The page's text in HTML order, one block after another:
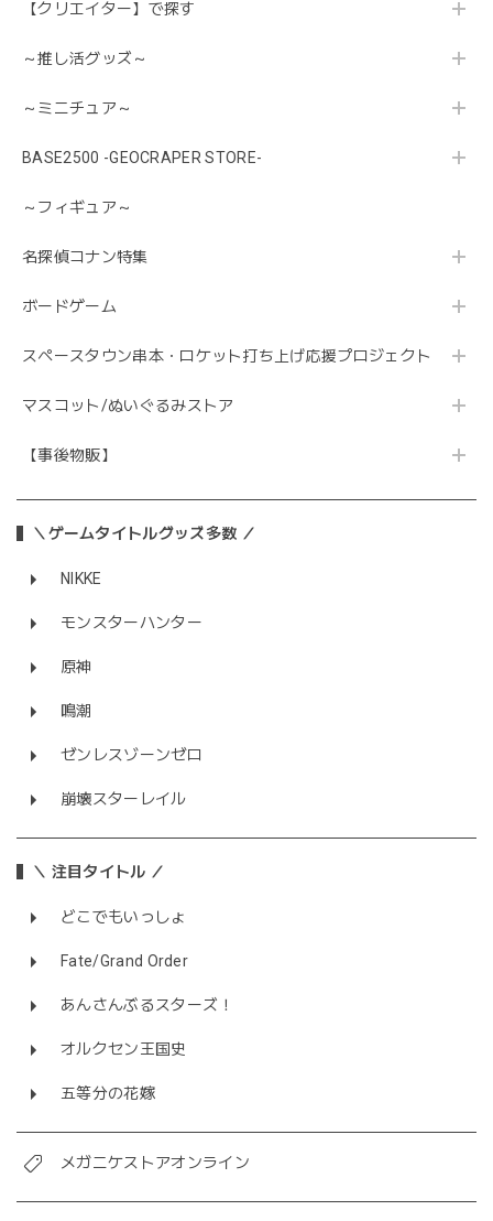
【クリエイター】で探す
～推し活グッズ～
～ミニチュア～
BASE2500 -GEOCRAPER STORE-
～フィギュア～
名探偵コナン特集
ボードゲーム
スペースタウン串本・ロケット打ち上げ応援プロジェクト
マスコット/ぬいぐるみストア
【事後物販】
＼ゲームタイトルグッズ多数 ／
NIKKE
モンスターハンター
原神
鳴潮
ゼンレスゾーンゼロ
崩壊スターレイル
＼ 注目タイトル ／
どこでもいっしょ
Fate/Grand Order
あんさんぶるスターズ！
オルクセン王国史
五等分の花嫁
メガニケストアオンライン